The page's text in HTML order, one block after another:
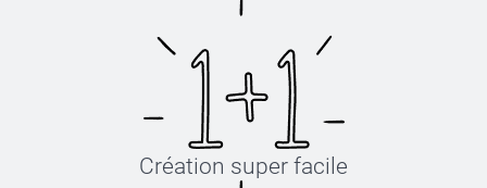
Création super facile